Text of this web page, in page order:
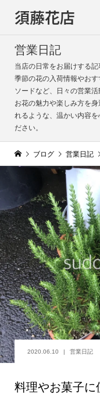
須藤花店
営業日記
当店の日常をお届けする記
季節の花の入荷情報やお
ソードなど、日々の営業活
お花の魅力や楽しみ方を
れるような、温かい内容
ださい。
ブログ 営業日記
2020.06.10 営業日記
料理やお菓子に